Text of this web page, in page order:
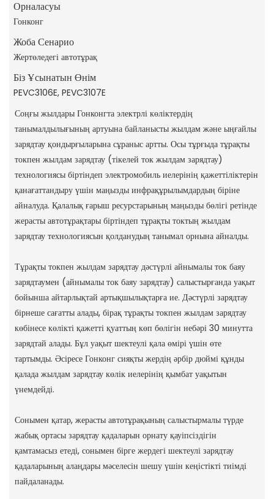
Орналасуы
Гонконг
Жоба Сенарио
Жертөледегі автотұрақ
Біз Ұсынатын Өнім
PEVC3106E, PEVC3107E
Соңғы жылдары Гонконгта электрлі көліктердің
танымалдылығының артуына байланысты жылдам және ыңғайлы
зарядтау қондырғыларына сұраныс артты. Осы тұрғыда тұрақты
токпен жылдам зарядтау (тікелей ток жылдам зарядтау)
технологиясы біртіндеп электромобиль иелерінің қажеттіліктерін
қанағаттандыру үшін маңызды инфрақұрылымдардың біріне
айналуда. Қалалық ғарыш ресурстарының маңызды бөлігі ретінде
жерасты автотұрақтары біртіндеп тұрақты токтың жылдам
зарядтау технологиясын қолданудың танымал орнына айналды.
Тұрақты токпен жылдам зарядтау дәстүрлі айнымалы ток баяу
зарядтаумен (айнымалы ток баяу зарядтау) салыстырғанда уақыт
бойынша айтарлықтай артықшылықтарға ие. Дәстүрлі зарядтау
бірнеше сағатты алады, бірақ тұрақты токпен жылдам зарядтау
көбінесе көлікті қажетті қуаттың көп бөлігін небәрі 30 минутта
зарядтай алады. Бұл уақыт шектеулі қала өмірі үшін өте
тартымды. Әсіресе Гонконг сияқты жердің әрбір дюймі құнды
қалада жылдам зарядтау көлік иелерінің қымбат уақытын
үнемдейді.
Сонымен қатар, жерасты автотұрақының салыстырмалы түрде
жабық ортасы зарядтау қадаларын орнату қауіпсіздігін
қамтамасыз етеді, сонымен бірге жердегі шектеулі зарядтау
қадаларының алаңдары мәселесін шешу үшін кеңістікті тиімді
пайдаланады.